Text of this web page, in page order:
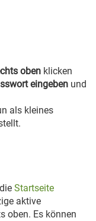
oben klicken
eingeben und
als kleines
Startseite
aktive
oben. Es können